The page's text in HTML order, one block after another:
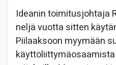
Ideanin toimitusjohtaja
neljä vuotta sitten
Piilaaksoon myymään